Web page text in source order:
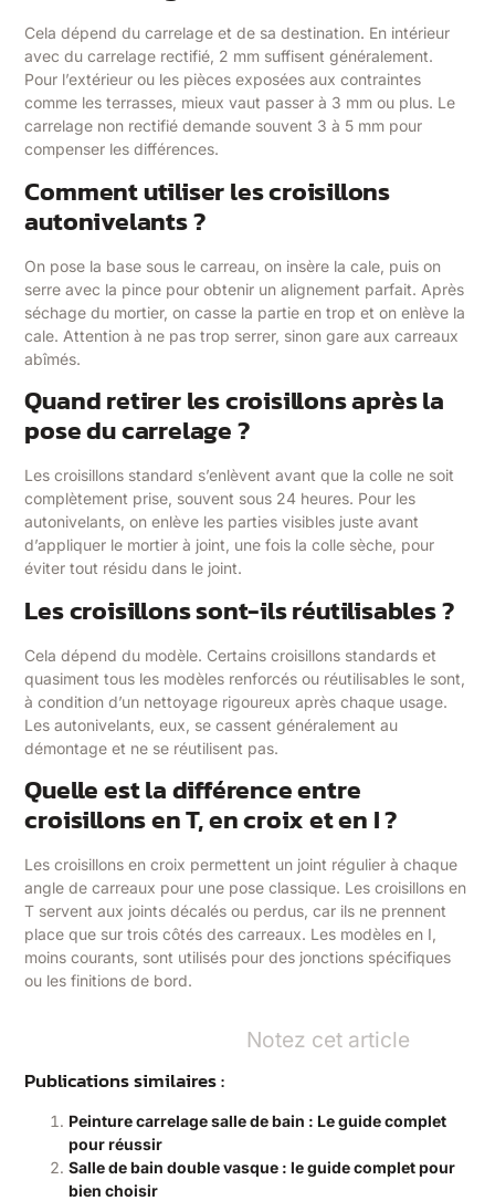
Cela dépend du carrelage et de sa destination. En intérieur
avec du carrelage rectifié, 2 mm suffisent généralement.
Pour l’extérieur ou les pièces exposées aux contraintes
comme les terrasses, mieux vaut passer à 3 mm ou plus. Le
carrelage non rectifié demande souvent 3 à 5 mm pour
compenser les différences.
Comment utiliser les croisillons
autonivelants ?
On pose la base sous le carreau, on insère la cale, puis on
serre avec la pince pour obtenir un alignement parfait. Après
séchage du mortier, on casse la partie en trop et on enlève la
cale. Attention à ne pas trop serrer, sinon gare aux carreaux
abîmés.
Quand retirer les croisillons après la
pose du carrelage ?
Les croisillons standard s’enlèvent avant que la colle ne soit
complètement prise, souvent sous 24 heures. Pour les
autonivelants, on enlève les parties visibles juste avant
d’appliquer le mortier à joint, une fois la colle sèche, pour
éviter tout résidu dans le joint.
Les croisillons sont-ils réutilisables ?
Cela dépend du modèle. Certains croisillons standards et
quasiment tous les modèles renforcés ou réutilisables le sont,
à condition d’un nettoyage rigoureux après chaque usage.
Les autonivelants, eux, se cassent généralement au
démontage et ne se réutilisent pas.
Quelle est la différence entre
croisillons en T, en croix et en I ?
Les croisillons en croix permettent un joint régulier à chaque
angle de carreaux pour une pose classique. Les croisillons en
T servent aux joints décalés ou perdus, car ils ne prennent
place que sur trois côtés des carreaux. Les modèles en I,
moins courants, sont utilisés pour des jonctions spécifiques
ou les finitions de bord.
Notez cet article
Publications similaires :
Peinture carrelage salle de bain : Le guide complet
pour réussir
Salle de bain double vasque : le guide complet pour
bien choisir